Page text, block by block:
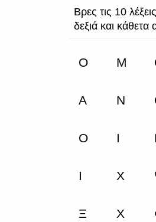
Βρες τις 10
δεξιά και